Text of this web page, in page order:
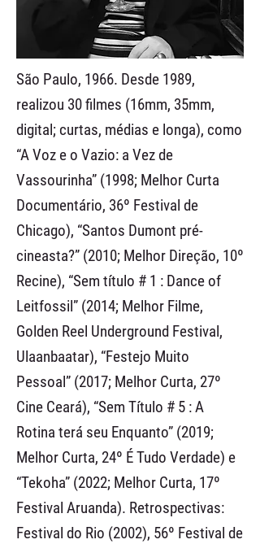
São Paulo, 1966. Desde 1989,
realizou 30 filmes (16mm, 35mm,
digital; curtas, médias e longa), como
“A Voz e o Vazio: a Vez de
Vassourinha” (1998; Melhor Curta
Documentário, 36º Festival de
Chicago), “Santos Dumont pré-
cineasta?” (2010; Melhor Direção, 10º
Recine), “Sem título # 1 : Dance of
Leitfossil” (2014; Melhor Filme,
Golden Reel Underground Festival,
Ulaanbaatar), “Festejo Muito
Pessoal” (2017; Melhor Curta, 27º
Cine Ceará), “Sem Título # 5 : A
Rotina terá seu Enquanto” (2019;
Melhor Curta, 24º É Tudo Verdade) e
“Tekoha” (2022; Melhor Curta, 17º
Festival Aruanda). Retrospectivas:
Festival do Rio (2002), 56º Festival de